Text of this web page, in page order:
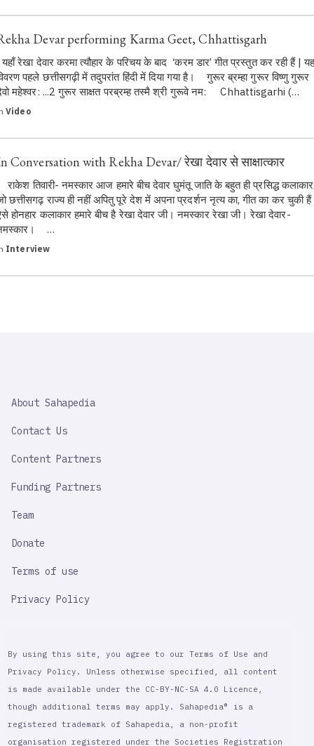
Devar performing Karma Geet, Chhattisgarh
रेखा देवार करमा त्यौहार के परिचय के बाद ‘करम डार’ गीत प्रस्तुत कर रही हैं |
पहले छत्तीसगढ़ी में तदुपरांत हिंदी में दिया गया है। गुरूर ब्रम्हा गुरूर विष्णु गुरूर
महेश्वर: ...2 गुरूर साक्षत परब्रम्ह तस्मै श्री गुरूवे नम: Chhattisgarhi (…
Video
Conversation with Rekha Devar/ रेखा देवार से साक्षात्कार
तिवारी- नमस्कार आज हमारे बीच देवार घुमंतू जाति के बहुत ही प्रसिद्ध
छत्तीसगढ़ राज्य ही नहीं अपितु पूरे देश में अपना प्रदर्शन नृत्य का, गीत का कर चुकी हैं
होनहार कलाकार हमारे बीच है रेखा देवार जी। नमस्कार रेखा जी। रेखा देवार-
…
Interview
IMPORTANT
About Sahapedia
Contact Us
Content Partners
Funding Partners
Team
Donate
Terms of use
Privacy Policy
By using this site, you agree to our Terms of Use and
Privacy Policy. Unless otherwise specified, all content
is made available under the CC-BY-NC-SA 4.0 Licence,
though additional terms may apply. Sahapedia® is a
registered trademark of Sahapedia, a non-profit
organisation registered under the Societies Registration